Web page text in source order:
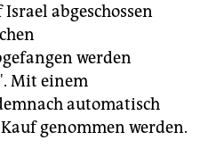
abgeschossen
werden
Mit einem
automatisch
genommen werden.